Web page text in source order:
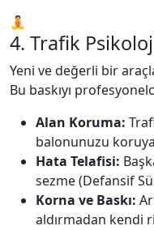
🧘
4. Trafik
Yeni ve değerli bir
Bu baskıyı
Alan Koruma:
balonunuzu
Hata Telafisi:
sezme (Defansif
Korna ve Baskı:
aldırmadan kendi